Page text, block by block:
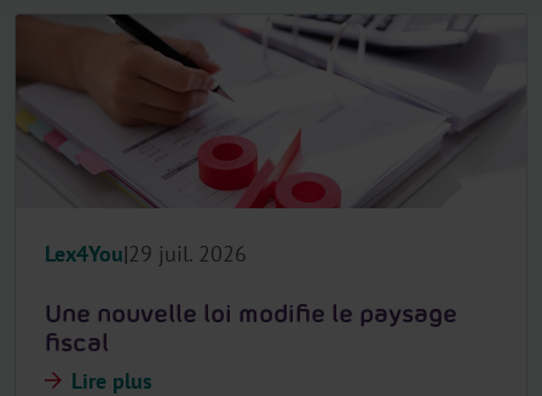
Lex4You 29 juil. 2026
Une nouvelle loi modifie le paysage
fiscal
Lire plus